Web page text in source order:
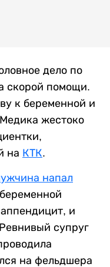
дело по
скорой помощи.
к беременной и
жестоко
на КТК.
напал
и
супруг
на фельдшера